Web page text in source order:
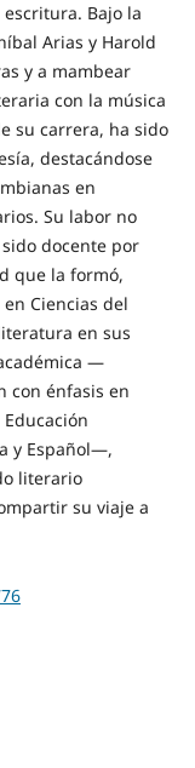
Bajo la
Arias y Harold
y a mambear
con la música
su carrera, ha sido
destacándose
en
Su labor no
docente por
que la formó,
Ciencias del
en sus
—
con énfasis en
y Español—,
literario
su viaje a